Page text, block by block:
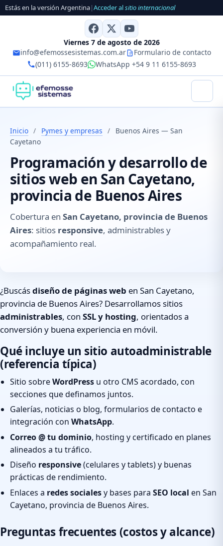
Estás en la versión Argentina|Acceder alsitio internacional
Viernes 7 de agosto de 2026
info@efemossesistemas.com.ar
Formulario de contacto
(011) 6155-8693
WhatsApp +54 9 11 6155-8693
Inicio / Pymes y empresas /
Buenos Aires — San
Cayetano
Programación y desarrollo de
sitios web en San Cayetano,
provincia de Buenos Aires
Cobertura en San Cayetano, provincia de Buenos
Aires: sitios responsive, administrables y
acompañamiento real.
¿Buscásdiseño de páginas web en San Cayetano,
provincia de Buenos Aires? Desarrollamos sitios
administrables, con SSL y hosting, orientados a
conversión y buena experiencia en móvil.
Qué incluye un sitio autoadministrable
(referencia típica)
Sitio sobreWordPress u otro CMS acordado, con
secciones que definamos juntos.
Galerías, noticias o blog, formularios de contacto e
integración con WhatsApp.
Correo @ tu dominio, hosting y certificado en planes
alineados a tu tráfico.
Diseño responsive(celulares y tablets) y buenas
prácticas de rendimiento.
Enlaces a redes socialesy bases para SEO local en San
Cayetano, provincia de Buenos Aires.
Preguntas frecuentes (costos y alcance)